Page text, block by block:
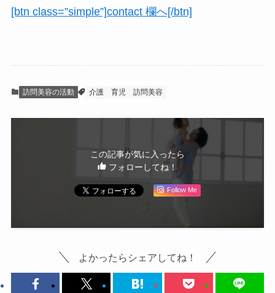
[btn class=”simple”]contact 欄へ[/btn]
訪問美容の活動 介護 育児 訪問美容
この記事が気に入ったら
フォローしてね！
Follow Me
よかったらシェアしてね！